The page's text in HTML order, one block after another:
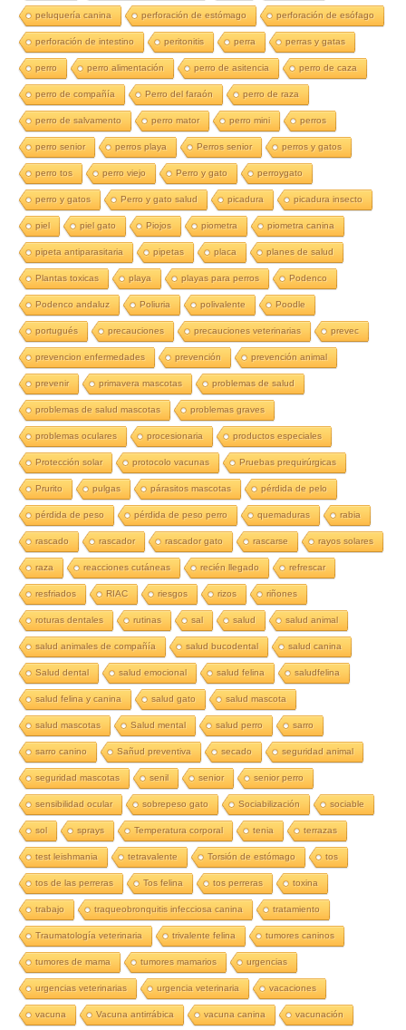
peluquería canina perforación de estómago perforación de esófago
perforación de intestino peritonitis perra perras y gatas
perro perro alimentación perro de asitencia perro de caza
perro de compañía Perro del faraón perro de raza
perro de salvamento perro mator perro mini perros
perro senior perros playa Perros senior perros y gatos
perro tos perro viejo Perro y gato perroygato
perro y gatos Perro y gato salud picadura picadura insecto
piel piel gato Piojos piometra piometra canina
pipeta antiparasitaria pipetas placa planes de salud
Plantas toxicas playa playas para perros Podenco
Podenco andaluz Poliuria polivalente Poodle
portugués precauciones precauciones veterinarias prevec
prevencion enfermedades prevención prevención animal
prevenir primavera mascotas problemas de salud
problemas de salud mascotas problemas graves
problemas oculares procesionaria productos especiales
Protección solar protocolo vacunas Pruebas prequirúrgicas
Prurito pulgas párasitos mascotas pérdida de pelo
pérdida de peso pérdida de peso perro quemaduras rabia
rascado rascador rascador gato rascarse rayos solares
raza reacciones cutáneas recién llegado refrescar
resfriados RIAC riesgos rizos riñones
roturas dentales rutinas sal salud salud animal
salud animales de compañía salud bucodental salud canina
Salud dental salud emocional salud felina saludfelina
salud felina y canina salud gato salud mascota
salud mascotas Salud mental salud perro sarro
sarro canino Sañud preventiva secado seguridad animal
seguridad mascotas senil senior senior perro
sensibilidad ocular sobrepeso gato Sociabilización sociable
sol sprays Temperatura corporal tenia terrazas
test leishmania tetravalente Torsión de estómago tos
tos de las perreras Tos felina tos perreras toxina
trabajo traqueobronquitis infecciosa canina tratamiento
Traumatología veterinaria trivalente felina tumores caninos
tumores de mama tumores mamarios urgencias
urgencias veterinarias urgencia veterinaria vacaciones
vacuna Vacuna antirrábica vacuna canina vacunación